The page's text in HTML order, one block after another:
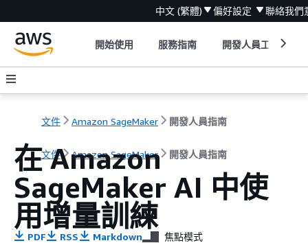
中文 (繁體) 偏好設定 聯絡我們
開始使用 服務指南 開發人員工具
文件 Amazon SageMaker 開發人員指南
文件 Amazon SageMaker 開發人員指南
在 Amazon
SageMaker AI 中使
用增量訓練
PDF RSS Markdown 焦點模式